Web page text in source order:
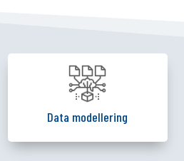
Data modellering